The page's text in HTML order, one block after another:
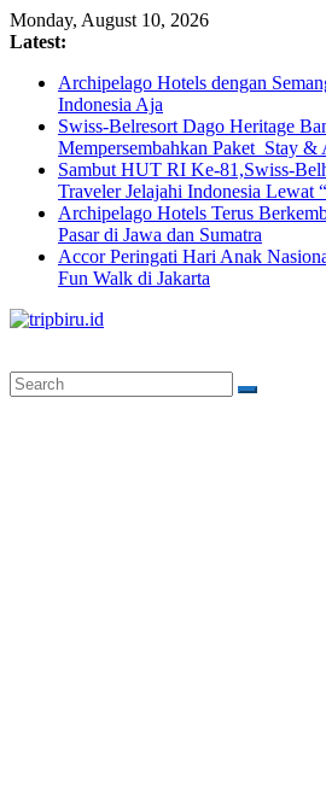
Skip
to
Monday, August 10, 2026
Latest:
Archipelago Hotels dengan
Indonesia Aja
Swiss-Belresort Dago Heritage
Mempersembahkan Paket Stay &
Sambut HUT RI Ke-81,Swiss-
Traveler Jelajahi Indonesia Lewat
Archipelago Hotels Terus
Pasar di Jawa dan Sumatra
Accor Peringati Hari Anak
Fun Walk di Jakarta